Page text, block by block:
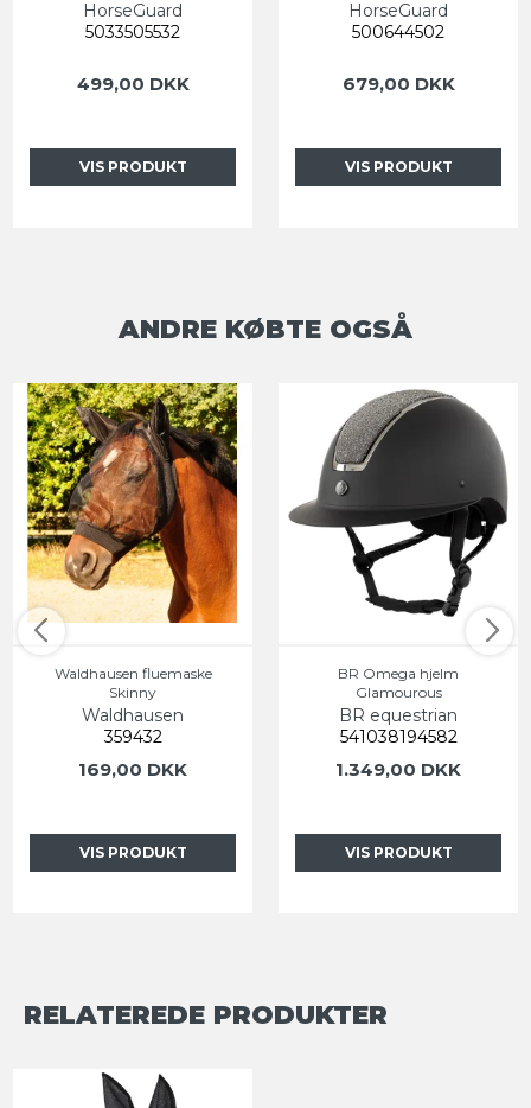
HorseGuard
5033505532
499,00 DKK
VIS PRODUKT
HorseGuard
500644502
679,00 DKK
VIS PRODUKT
ANDRE KØBTE OGSÅ
Waldhausen fluemaske
Skinny
Waldhausen
359432
169,00 DKK
VIS PRODUKT
BR Omega hjelm
Glamourous
BR equestrian
541038194582
1.349,00 DKK
VIS PRODUKT
RELATEREDE PRODUKTER